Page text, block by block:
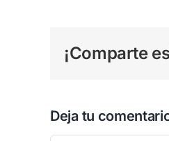
¡Comparte
Deja tu